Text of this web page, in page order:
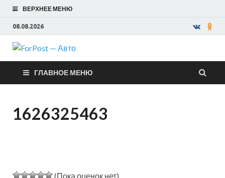
ВЕРХНЕЕ МЕНЮ
08.08.2026
ForPost —
Авто
ГЛАВНОЕ МЕНЮ
1626325463
(Пока оценок нет)